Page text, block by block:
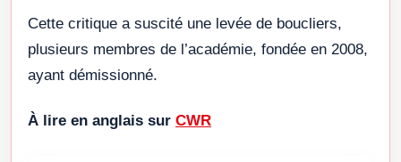
Cette critique a suscité une levée de boucliers,
plusieurs membres de l’académie, fondée en 2008,
ayant démissionné.
À lire en anglais sur CWR